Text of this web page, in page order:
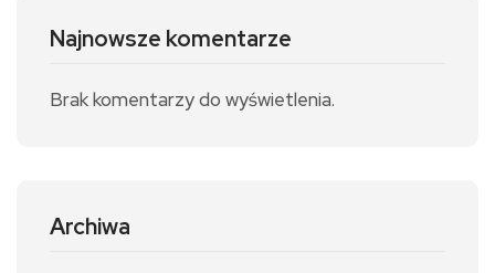
Najnowsze komentarze
Brak komentarzy do wyświetlenia.
Archiwa